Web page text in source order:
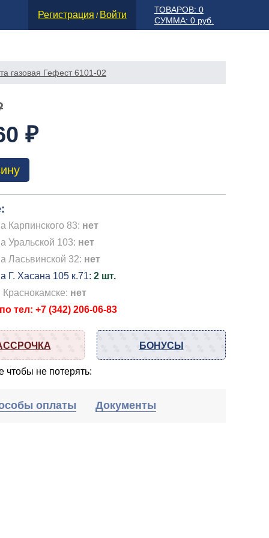
ТОВАРОВ: 0
СУММА: 0 руб.
Регистрация / Войти
газовая Гефест 6101-02
₽
Карпинского 83: нет
Уральской 103: нет
Ласьвинской 32: нет
Г. Хасана 105 к.71: 2 шт.
Краснокамске: нет
тел: +7 (342) 206-06-83
БОНУСЫ
чтобы не потерять:
оплаты Документы